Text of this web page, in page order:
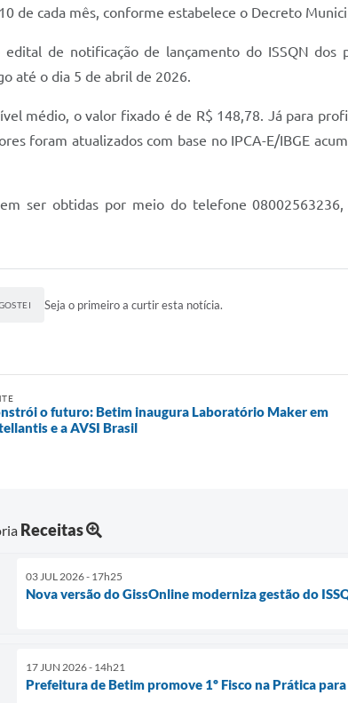
de cada mês, conforme estabelece o Decreto
edital de notificação de lançamento do ISSQN
até o dia 5 de abril de 2026.
médio, o valor fixado é de R$ 148,78. Já para
foram atualizados com base no IPCA-E/IBGE
ser obtidas por meio do telefone
Seja o primeiro a curtir esta notícia.
o futuro: Betim inaugura Laboratório Maker em
e a AVSI Brasil
Receitas
03 JUL 2026 - 17h25
Nova versão do GissOnline moderniza gestão do
17 JUN 2026 - 14h21
Prefeitura de Betim promove 1º Fisco na Prática